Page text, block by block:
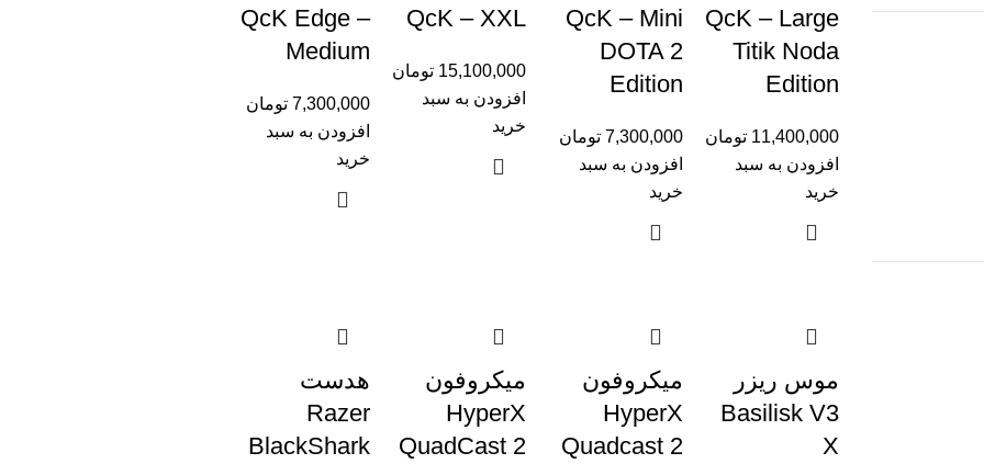
QcK – Large
Titik Noda
Edition
11,400,000 تومان
افزودن به سبد
خرید
QcK – Mini
DOTA 2
Edition
7,300,000 تومان
افزودن به سبد
خرید
QcK – XXL
15,100,000 تومان
افزودن به سبد
خرید
QcK Edge –
Medium
7,300,000 تومان
افزودن به سبد
خرید
موس ریزر
Basilisk V3
X
میکروفون
HyperX
Quadcast 2
میکروفون
HyperX
QuadCast 2
هدست
Razer
BlackShark